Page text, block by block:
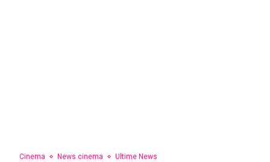
Cinema News cinema Ultime News